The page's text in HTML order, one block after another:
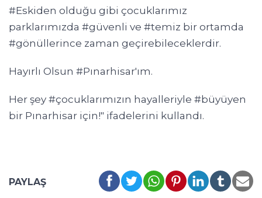
#Eskiden olduğu gibi çocuklarımız
parklarımızda #güvenli ve #temiz bir ortamda
#gönüllerince zaman geçirebileceklerdir.
Hayırlı Olsun #Pınarhisar'ım.
Her şey #çocuklarımızın hayalleriyle #büyüyen
bir Pınarhisar için!" ifadelerini kullandı.
PAYLAŞ